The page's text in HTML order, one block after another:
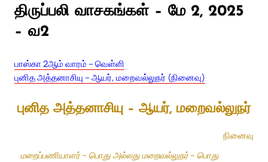
திருப்பலி வாசகங்கள் – மே 2, 2025
– வ2
பாஸ்கா 2ஆம் வாரம் – வெள்ளி
புனித அத்தனாசியு – ஆயர், மறைவல்லுநர் (நினைவு)
புனித அத்தனாசியு – ஆயர், மறைவல்லுநர்
நினைவு
மறைப்பணியாளர் – பொது அல்லது மறைவல்லுநர் – பொது